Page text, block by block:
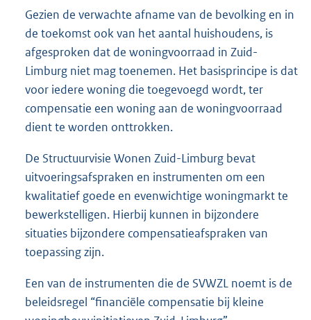
Gezien de verwachte afname van de bevolking en in
de toekomst ook van het aantal huishoudens, is
afgesproken dat de woningvoorraad in Zuid-
Limburg niet mag toenemen. Het basisprincipe is dat
voor iedere woning die toegevoegd wordt, ter
compensatie een woning aan de woningvoorraad
dient te worden onttrokken.
De Structuurvisie Wonen Zuid-Limburg bevat
uitvoeringsafspraken en instrumenten om een
kwalitatief goede en evenwichtige woningmarkt te
bewerkstelligen. Hierbij kunnen in bijzondere
situaties bijzondere compensatieafspraken van
toepassing zijn.
Een van de instrumenten die de SVWZL noemt is de
beleidsregel “financiële compensatie bij kleine